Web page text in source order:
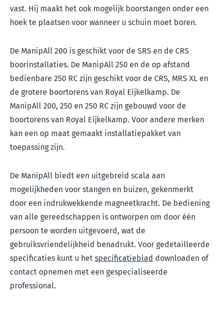
vast. Hij maakt het ook mogelijk boorstangen onder een
hoek te plaatsen voor wanneer u schuin moet boren.
De ManipAll 200 is geschikt voor de SRS en de CRS
boorinstallaties. De ManipAll 250 en de op afstand
bedienbare 250 RC zijn geschikt voor de CRS, MRS XL en
de grotere boortorens van Royal Eijkelkamp. De
ManipAll 200, 250 en 250 RC zijn gebouwd voor de
boortorens van Royal Eijkelkamp. Voor andere merken
kan een op maat gemaakt installatiepakket van
toepassing zijn.
De ManipAll biedt een uitgebreid scala aan
mogelijkheden voor stangen en buizen, gekenmerkt
door een indrukwekkende magneetkracht. De bediening
van alle gereedschappen is ontworpen om door één
persoon te worden uitgevoerd, wat de
gebruiksvriendelijkheid benadrukt. Voor gedetailleerde
specificaties kunt u het specificatieblad downloaden of
contact opnemen met een gespecialiseerde
professional.